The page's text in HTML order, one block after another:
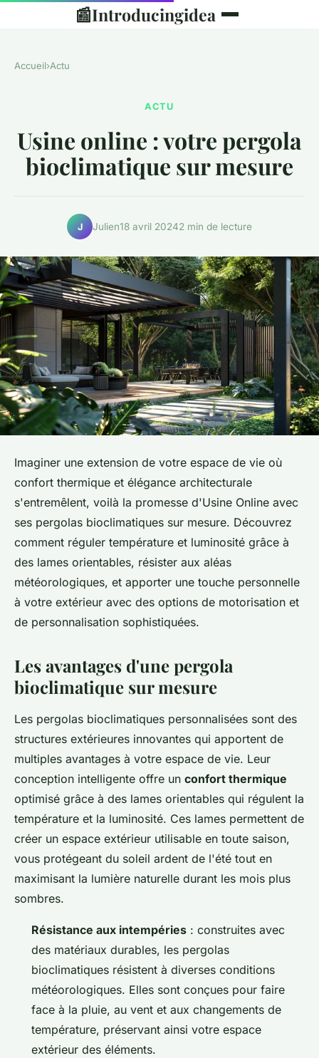
📰Introducingidea
Accueil›Actu
ACTU
Usine online : votre pergola
bioclimatique sur mesure
J Julien18 avril 20242 min de lecture
Imaginer une extension de votre espace de vie où
confort thermique et élégance architecturale
s'entremêlent, voilà la promesse d'Usine Online avec
ses pergolas bioclimatiques sur mesure. Découvrez
comment réguler température et luminosité grâce à
des lames orientables, résister aux aléas
météorologiques, et apporter une touche personnelle
à votre extérieur avec des options de motorisation et
de personnalisation sophistiquées.
Les avantages d'une pergola
bioclimatique sur mesure
Les pergolas bioclimatiques personnalisées sont des
structures extérieures innovantes qui apportent de
multiples avantages à votre espace de vie. Leur
conception intelligente offre un confort thermique
optimisé grâce à des lames orientables qui régulent la
température et la luminosité. Ces lames permettent de
créer un espace extérieur utilisable en toute saison,
vous protégeant du soleil ardent de l'été tout en
maximisant la lumière naturelle durant les mois plus
sombres.
Résistance aux intempéries : construites avec
des matériaux durables, les pergolas
bioclimatiques résistent à diverses conditions
météorologiques. Elles sont conçues pour faire
face à la pluie, au vent et aux changements de
température, préservant ainsi votre espace
extérieur des éléments.